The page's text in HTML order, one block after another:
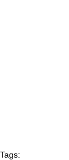
Tags: